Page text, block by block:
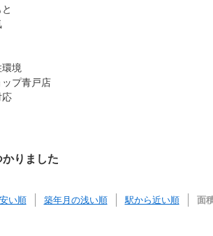
境
プ青戸店
かりました
い順 築年月の浅い順 駅から近い順 面